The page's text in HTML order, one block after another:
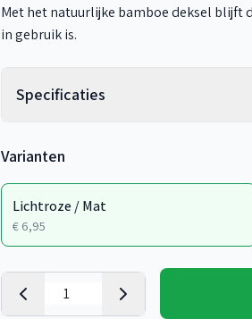
Met het natuurlijke bamboe deksel blijft
in gebruik is.
Specificaties
Varianten
Lichtroze / Mat
€ 6,95